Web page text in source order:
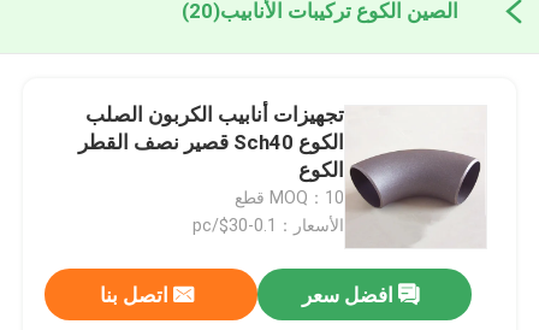
الصين الكوع تركيبات الأنابيب(20)
تجهيزات أنابيب الكربون الصلب
الكوع Sch40 قصير نصف القطر
الكوع
MOQ：10 قطع
الأسعار：0.1-30$/pc
افضل سعر اتصل بنا